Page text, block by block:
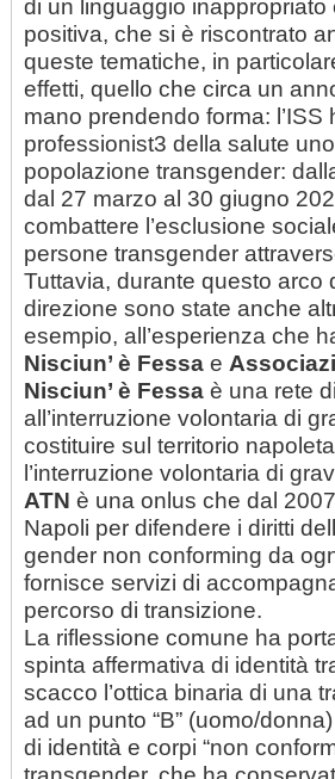
di un linguaggio inappropriato
positiva, che si è riscontrato
queste tematiche, in
effetti, quello che circa un
mano prendendo forma:
professionist3 della salute
popolazione transgender:
dal 27 marzo al 30 giugno
combattere l’esclusione
persone transgender
Tuttavia, durante questo arco
direzione sono state anche
esempio, all’esperienza che
Nisciun’ è Fessa e
Nisciun’ è Fessa è una rete
all’interruzione volontaria di
costituire sul territorio
l’interruzione volontaria di
ATN è una onlus che dal
Napoli per difendere i diritti
gender non conforming da
fornisce servizi di
percorso di transizione.
La riflessione comune ha
spinta affermativa di identità
scacco l’ottica binaria di una
ad un punto “B” (uomo/
di identità e corpi “non